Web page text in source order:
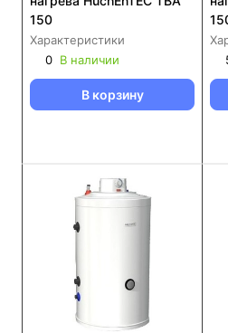
150
Характеристики
0 В наличии
В корзину